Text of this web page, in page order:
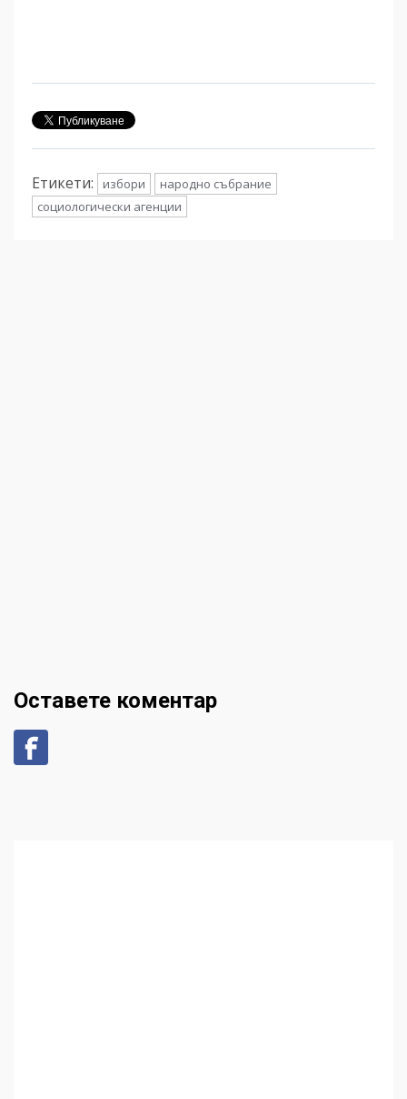
Етикети: избори
народно събрание
социологически агенции
Оставете коментар